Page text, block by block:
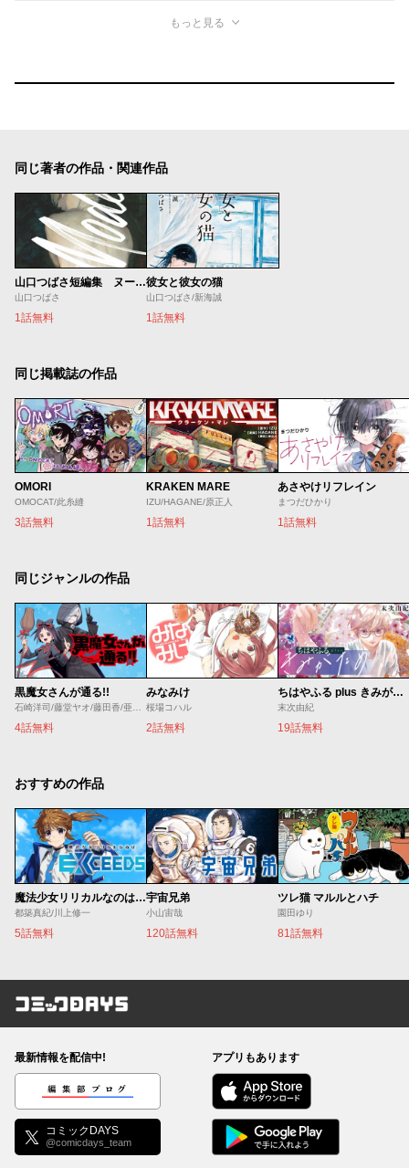
もっと見る
同じ著者の作品・関連作品
山口つばさ短編集 ヌードモデル
山口つばさ
1話無料
彼女と彼女の猫
山口つばさ/新海誠
1話無料
同じ掲載誌の作品
OMORI
OMOCAT/此糸縫
3話無料
KRAKEN MARE
IZU/HAGANE/原正人
1話無料
あさやけリフレイン
まつだひかり
1話無料
同じジャンルの作品
黒魔女さんが通る!!
石崎洋司/藤堂ヤオ/藤田香/亜沙美
4話無料
みなみけ
桜場コハル
2話無料
ちはやふる plus きみがため
末次由紀
19話無料
おすすめの作品
魔法少女リリカルなのは EXCEEDS
都築真紀/川上修一
5話無料
宇宙兄弟
小山宙哉
120話無料
ツレ猫 マルルとハチ
園田ゆり
81話無料
コミックDAYS
最新情報を配信中!
編集部ブログ
コミックDAYS
@comicdays_team
アプリもあります